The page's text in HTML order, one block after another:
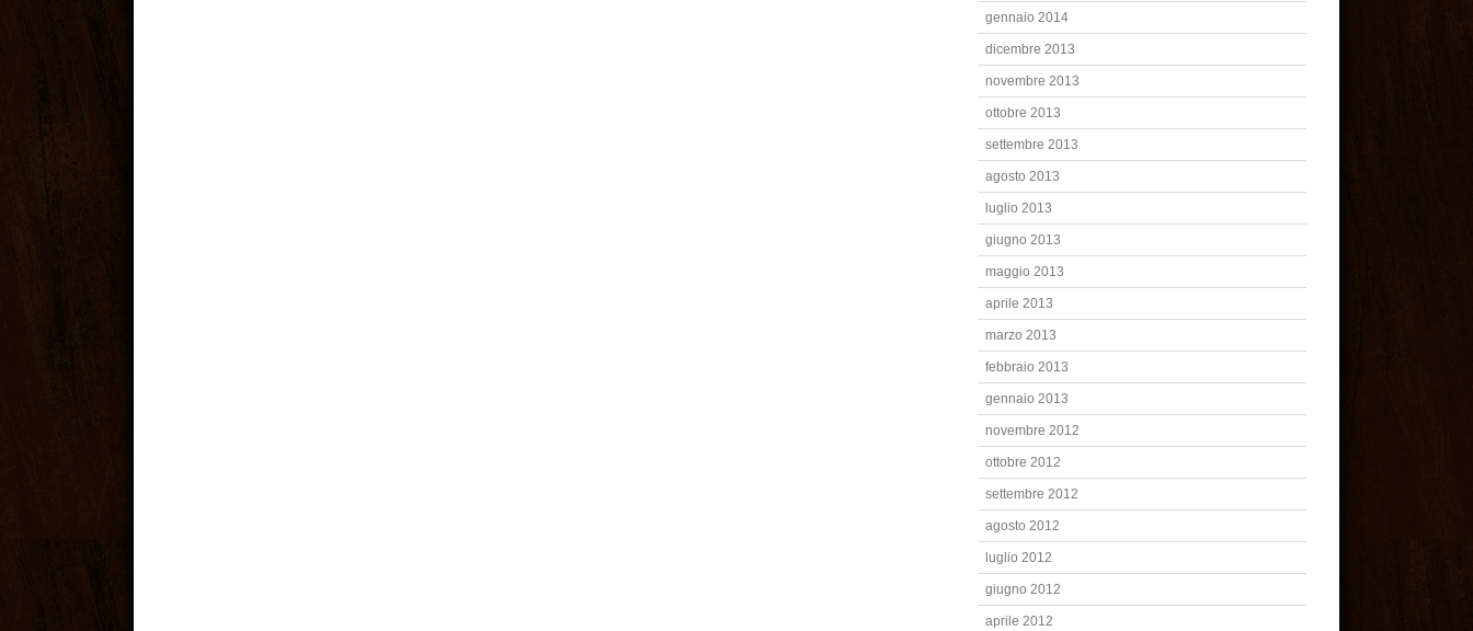
gennaio 2014
dicembre 2013
novembre 2013
ottobre 2013
settembre 2013
agosto 2013
luglio 2013
giugno 2013
maggio 2013
aprile 2013
marzo 2013
febbraio 2013
gennaio 2013
novembre 2012
ottobre 2012
settembre 2012
agosto 2012
luglio 2012
giugno 2012
aprile 2012